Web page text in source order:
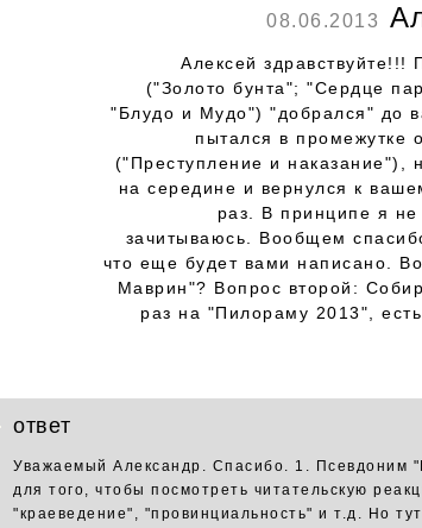
08.06.2013
Алексей
("Золото бунта"; "Сердце
"Блудо и Мудо") "добрался" до
пытался в промежутке
("Преступление и наказание"),
на середине и вернулся к
раз. В принципе я
зачитываюсь. Вообщем
что еще будет вами написано.
Маврин"? Вопрос второй:
раз на "Пилораму 2013",
ответ
Уважаемый Александр. Спасибо. 1. Псевдоним
для того, чтобы посмотреть читательскую
"краеведение", "провинциальность" и т.д. Но